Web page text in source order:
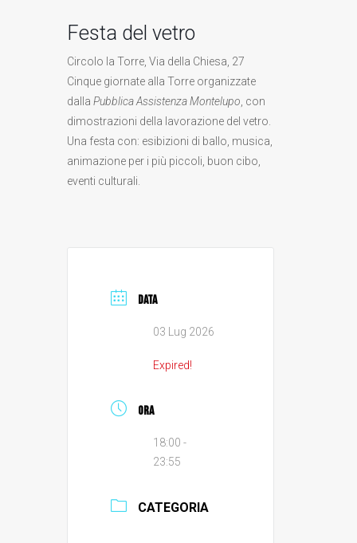
Festa del vetro
Circolo la Torre, Via della Chiesa, 27
Cinque giornate alla Torre organizzate
dalla Pubblica Assistenza Montelupo , con
dimostrazioni della lavorazione del vetro.
Una festa con: esibizioni di ballo, musica,
animazione per i più piccoli, buon cibo,
eventi culturali.
DATA
03 Lug 2026
Expired!
ORA
18:00 -
23:55
CATEGORIA